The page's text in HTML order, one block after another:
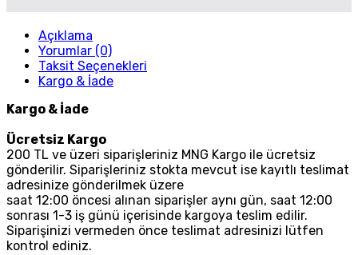
Açıklama
Yorumlar (0)
Taksit Seçenekleri
Kargo & İade
Kargo & İade
Ücretsiz Kargo
200 TL ve üzeri siparişleriniz MNG Kargo ile ücretsiz
gönderilir. Siparişleriniz stokta mevcut ise kayıtlı teslimat
adresinize gönderilmek üzere
saat 12:00 öncesi alınan siparişler aynı gün, saat 12:00
sonrası 1-3 iş günü içerisinde kargoya teslim edilir.
Siparişinizi vermeden önce teslimat adresinizi lütfen
kontrol ediniz.